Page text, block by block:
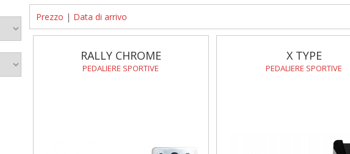
Prezzo | Data di arrivo
RALLY CHROME
PEDALIERE SPORTIVE
X TYPE
PEDALIERE SPORTIVE